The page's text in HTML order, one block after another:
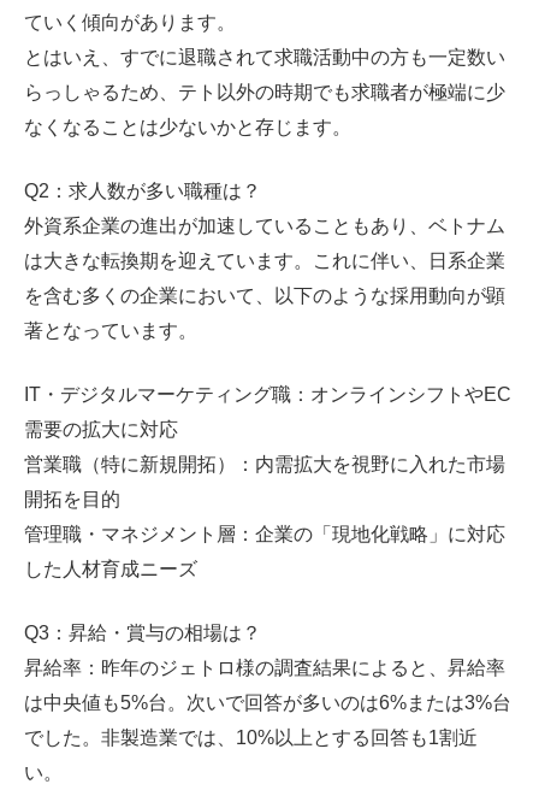
ていく傾向があります。
とはいえ、すでに退職されて求職活動中の方も一定数い
らっしゃるため、テト以外の時期でも求職者が極端に少
なくなることは少ないかと存じます。
Q2：求人数が多い職種は？
外資系企業の進出が加速していることもあり、ベトナム
は大きな転換期を迎えています。これに伴い、日系企業
を含む多くの企業において、以下のような採用動向が顕
著となっています。
IT・デジタルマーケティング職：オンラインシフトやEC
需要の拡大に対応
営業職（特に新規開拓）：内需拡大を視野に入れた市場
開拓を目的
管理職・マネジメント層：企業の「現地化戦略」に対応
した人材育成ニーズ
Q3：昇給・賞与の相場は？
昇給率：昨年のジェトロ様の調査結果によると、昇給率
は中央値も5%台。次いで回答が多いのは6%または3%台
でした。非製造業では、10%以上とする回答も1割近
い。